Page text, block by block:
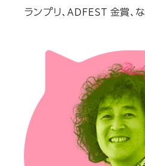
ランプリ、ADFEST 金賞、